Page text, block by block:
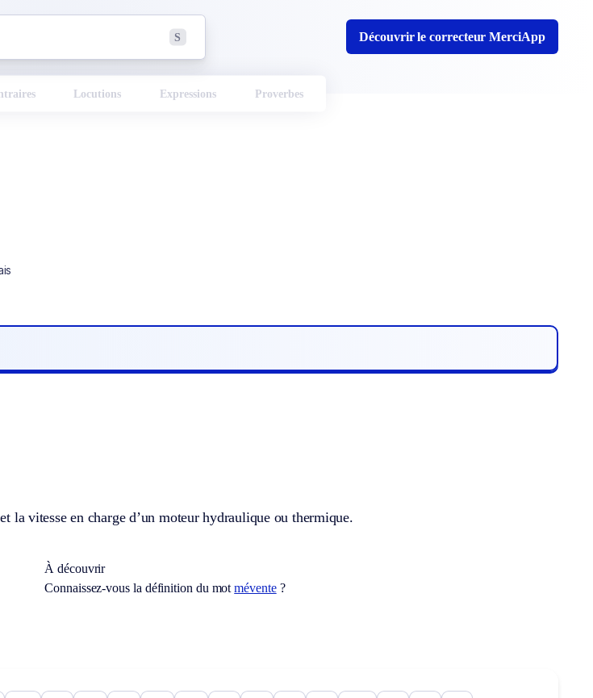
S Découvrir le correcteur MerciApp
Locutions Expressions Proverbes
la vitesse en charge d’un moteur hydraulique ou thermique.
À découvrir
Connaissez-vous la définition du motmévente?